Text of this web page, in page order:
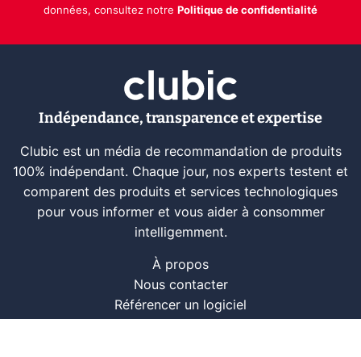
données, consultez notre Politique de confidentialité
Indépendance, transparence et expertise
Clubic est un média de recommandation de produits
100% indépendant. Chaque jour, nos experts testent et
comparent des produits et services technologiques
pour vous informer et vous aider à consommer
intelligemment.
À propos
Nous contacter
Référencer un logiciel